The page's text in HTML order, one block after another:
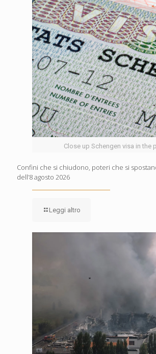
Close up Schengen visa in the
Confini che si chiudono, poteri che si
dell’8 agosto 2026
Leggi altro